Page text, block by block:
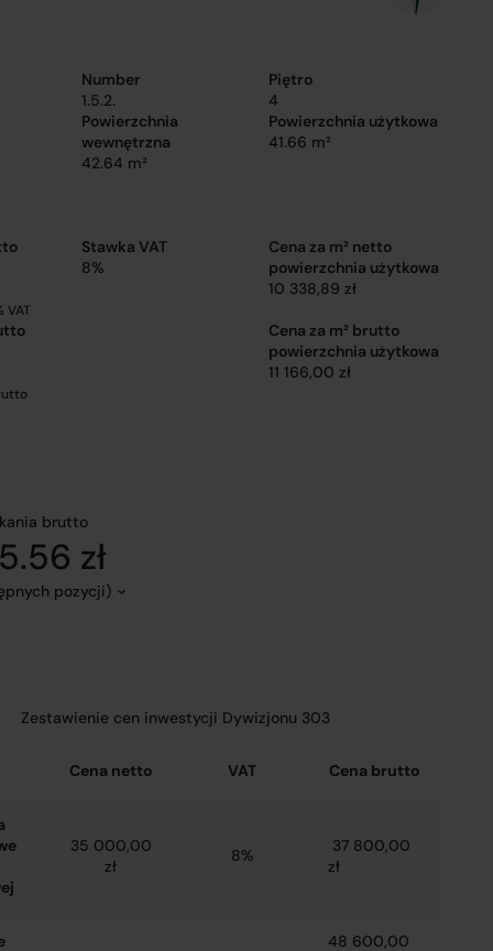
Number
1.5.2.
Piętro
4
Powierzchnia
wewnętrzna
42.64 m²
Powierzchnia użytkowa
41.66 m²
VAT
Stawka VAT
8%
Cena za m² netto
powierzchnia użytkowa
10 338,89 zł
Cena za m² brutto
powierzchnia użytkowa
11 166,00 zł
brutto
zł
pozycji)
Zestawienie cen inwestycji Dywizjonu 303
Cena netto VAT Cena brutto
35 000,00
zł
8%
37 800,00
zł
48 600,00